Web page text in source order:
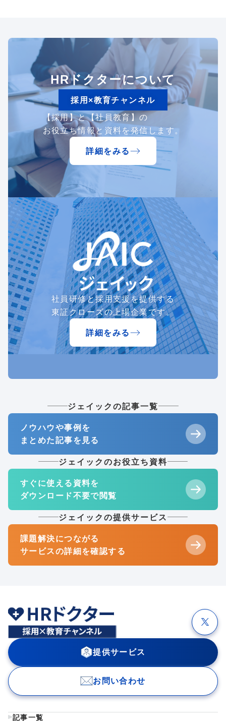
HRドクターについて
採用×教育チャンネル
【採用】と【社員教育】の
お役立ち情報と資料を発信します。
詳細をみる
社員研修と採用支援を提供する
東証クローズの上場企業です。
詳細をみる
ジェイックの記事一覧
ノウハウや事例を
まとめた記事を見る
ジェイックのお役立ち資料
すぐに使える資料を
ダウンロード不要で閲覧
ジェイックの提供サービス
課題解決につながる
サービスの詳細を確認する
提供サービス
お問い合わせ
記事一覧